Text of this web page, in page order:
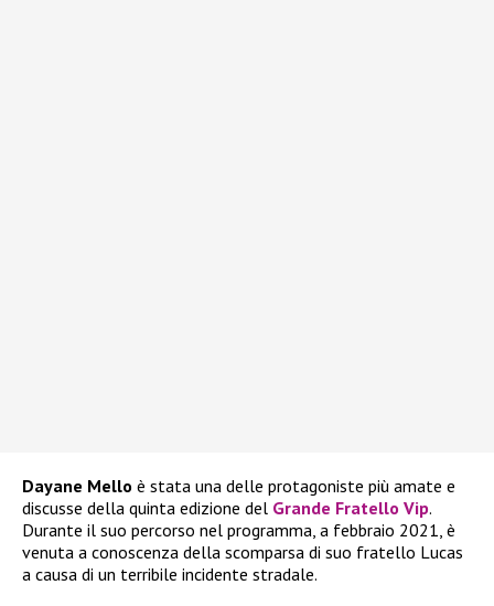
Dayane Mello è stata una delle protagoniste più amate e
discusse della quinta edizione del Grande Fratello Vip.
Durante il suo percorso nel programma, a febbraio 2021, è
venuta a conoscenza della scomparsa di suo fratello Lucas
a causa di un terribile incidente stradale.